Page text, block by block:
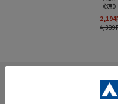
INFORMATION